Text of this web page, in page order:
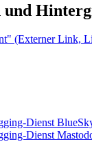
und
(Externer Link,
Dienst
Dienst